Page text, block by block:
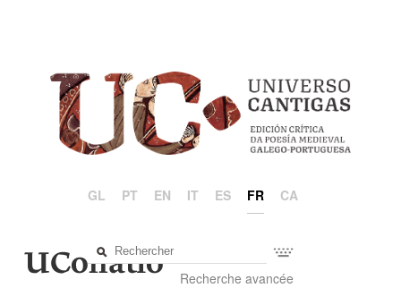
GL PT EN IT ES FR CA
Recherche avancée
UCollatio